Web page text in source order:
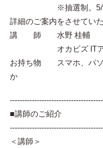
※抽選制。5/6（金
詳細のご案内をさせてい
講 師 水野 桂輔
オカビズ ITアド
お持ち物 スマホ、パソ
か
■講師のご紹介
＜講師＞